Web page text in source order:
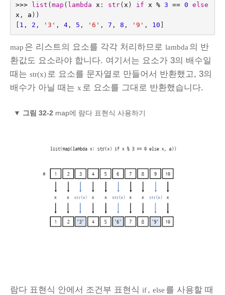
>>>
list (map ( lambda x : str( x ) if x % 3 == 0 else
x , a ))
[ 1 , 2 , '3' , 4, 5 , '6' , 7 , 8 , '9' , 10 ]
map 은 리스트의 요소를 각각 처리하므로 lambda 의 반
환값도 요소라야 합니다. 여기서는 요소가 3의 배수일
때는 str(x)로 요소를 문자열로 만들어서 반환했고, 3의
배수가 아닐 때는 x 로 요소를 그대로 반환했습니다.
▼ 그림 32-2 map에 람다 표현식 사용하기
람다 표현식 안에서 조건부 표현식 if, else 를 사용할 때